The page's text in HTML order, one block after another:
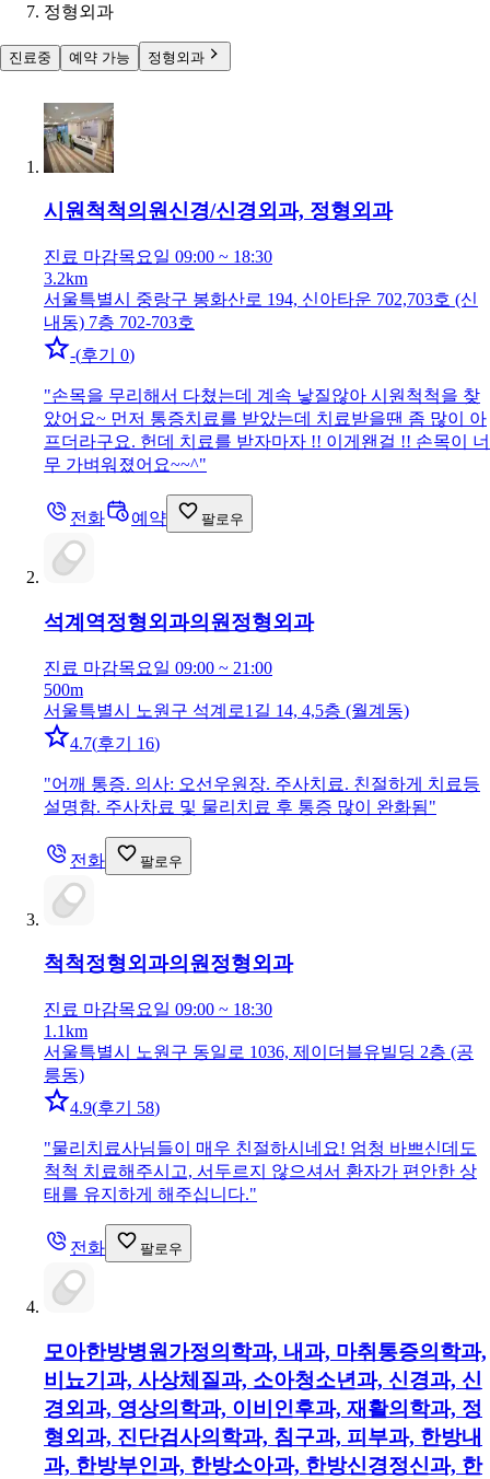
정형외과
진료중 예약 가능 정형외과
시원척척의원신경/신경외과, 정형외과
진료 마감목요일 09:00 ~ 18:30
3.2km
서울특별시 중랑구 봉화산로 194, 신아타운 702,703호 (신
내동) 7층 702-703호
-(후기 0)
"손목을 무리해서 다쳤는데 계속 낳질않아 시원척척을 찾
았어요~ 먼저 통증치료를 받았는데 치료받을땐 좀 많이 아
프더라구요. 헌데 치료를 받자마자 !! 이게왠걸 !! 손목이 너
무 가벼워졌어요~~^"
전화 예약 팔로우
석계역정형외과의원 정형외과
진료 마감목요일 09:00 ~ 21:00
500m
서울특별시 노원구 석계로1길 14, 4,5층 (월계동)
4.7(후기 16)
"어깨 통증. 의사: 오선우원장. 주사치료. 친절하게 치료등
설명함. 주사차료 및 물리치료 후 통증 많이 완화됨"
전화 팔로우
척척정형외과의원정형외과
진료 마감목요일 09:00 ~ 18:30
1.1km
서울특별시 노원구 동일로 1036, 제이더블유빌딩 2층 (공
릉동)
4.9(후기 58)
"물리치료사님들이 매우 친절하시네요! 엄청 바쁘신데도
척척 치료해주시고, 서두르지 않으셔서 환자가 편안한 상
태를 유지하게 해주십니다."
전화 팔로우
모아한방병원 가정의학과, 내과, 마취통증의학과,
비뇨기과, 사상체질과, 소아청소년과, 신경과, 신
경외과, 영상의학과, 이비인후과, 재활의학과, 정
형외과, 진단검사의학과, 침구과, 피부과, 한방내
과, 한방부인과, 한방소아과, 한방신경정신과, 한